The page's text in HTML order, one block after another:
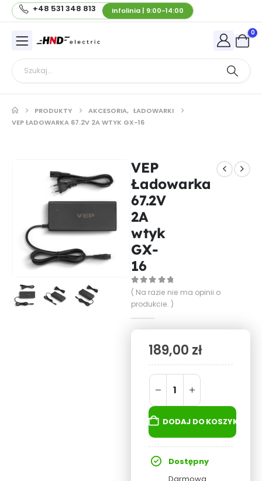
+48 531 348 813 Infolinia | 9:00-14:00
0
PRODUKTY AKCESORIA, ŁADOWARKI
VEP ŁADOWARKA 67.2V 2A WTYK GX-16
VEP
Ładowarka
67.2V
2A
wtyk
GX-
16
0out of 5
( Na razie nie ma opinii o
produkcie. )
189,00 zł
DODAJ DO KOSZYKA
Dostępny